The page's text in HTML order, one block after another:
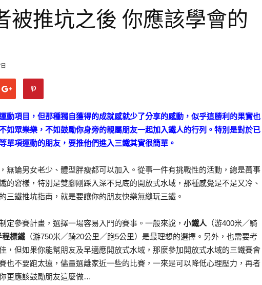
被推坑之後 你應該學會的
動項目，但那種獨自獲得的成就感就少了分享的感動，似乎這勝利的果實也
如眾樂樂，不如鼓勵你身旁的親屬朋友一起加入鐵人的行列。特別是對於已
單項運動的朋友，要推他們進入三鐵其實很簡單。
無論男女老少、體型胖瘦都可以加入。從事一件有挑戰性的活動，總是萬事
的窘樣，特別是雙腳剛踩入深不見底的開放式水域，那種感覺是不是又冷、
三鐵推坑指南，就是要讓你的朋友快樂無縫玩三鐵。
定參賽計畫，選擇一場容易入門的賽事。一般來說， 小鐵人 （游400米／騎
程標鐵 （游750米／騎20公里／跑5公里）是最理想的選擇。另外，也需要考
，但如果你能幫朋友及早適應開放式水域，那麼參加開放式水域的三鐵賽會
也不要跑太遠，儘量選離家近一些的比賽，一來是可以降低心理壓力，再者
更應該鼓勵朋友這麼做…